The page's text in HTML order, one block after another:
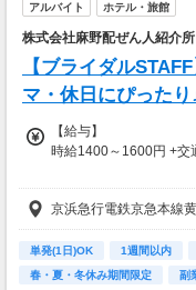
【給与支払】
月1回
(翌月15日払い)
【交通費】
実費支給（上限月3万円）
◆バイク・自転車通勤
※事業所により異なる
※勤務地住所：神奈川
アルバイト ホテル・旅館
株式会社麻野配ぜん人紹介所
【ブライダル
マ・休日にぴったり
【給与】
時給1400～1600円 +交
《 給与詳細 》
勤務できる日数によっ
[1]週1日＆1日4h～OK
京浜急行電鉄京急本線
単発(1日)OK 1週間以内
春・夏・冬休み期間限定
副